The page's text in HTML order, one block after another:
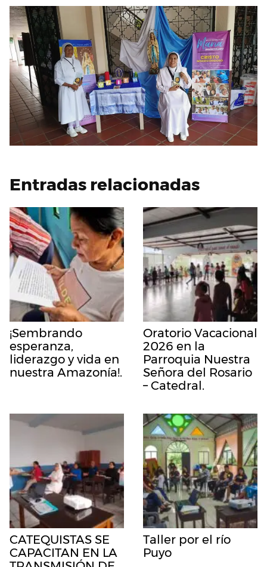
Entradas relacionadas
¡Sembrando
esperanza,
liderazgo y vida en
nuestra Amazonía!.
Oratorio Vacacional
2026 en la
Parroquia Nuestra
Señora del Rosario
– Catedral.
CATEQUISTAS SE
CAPACITAN EN LA
Taller por el río
Puyo